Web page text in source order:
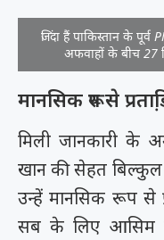
जिंदा हैं पाकिस्तान के पूर्व
अफवाहों के बीच 27
मानसिक रूप से
मिली जानकारी के
खान की सेहत
उन्हें मानसिक रूप से
सब के लिए आसिम